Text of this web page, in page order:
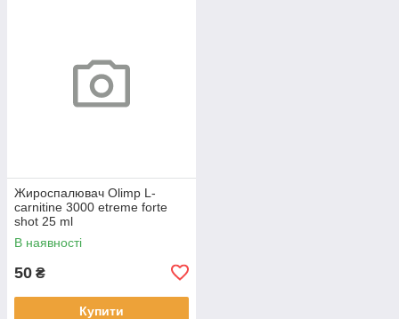
Жироспалювач Olimp L-
carnitine 3000 etreme forte
shot 25 ml
В наявності
50 ₴
Купити